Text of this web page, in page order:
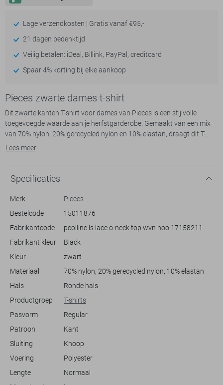
Lage verzendkosten | Gratis vanaf €95,-
21 dagen bedenktijd
Veilig betalen: iDeal, Billink, PayPal, creditcard
Spaar 4% korting bij elke aankoop
Pieces zwarte dames t-shirt
Dit zwarte kanten T-shirt voor dames van Pieces is een stijlvolle
toegevoegde waarde aan je herfstgarderobe. Gemaakt van een mix
van 70% nylon, 20% gerecycled nylon en 10% elastan, draagt dit T-
shirt niet alleen bij aan een duurzame modekeuze, maar biedt het ook
kantpatroon, gecombineerd met de ronde hals en reguliere lengte,
zorgt voor een geraffineerde en elegante uitstraling. De lange
mouwen maken het geschikt voor koeler weer en zorgen voor een
modieuze look die je makkelijk kunt combineren.
Met zijn veelzijdige karakter laat dit Pieces T-shirt zich moeiteloos
combineren met zowel casual als wat chiquere outfits. Draag het met
een leuke rok voor een avondje uit, of combineer het met een nette
achterkant en de subtiele voering, straalt het zowel eenvoud als
verfijning uit. Of je nu een informele bijeenkomst hebt of een speciale
Lees meer
Specificaties
Merk
Pieces
Bestelcode
15011876
Fabrikantcode
pcolline ls lace o-neck top wvn noo 17158211
Fabrikant kleur
Black
Kleur
zwart
Materiaal
70% nylon, 20% gerecycled nylon, 10% elastan
Hals
Ronde hals
Productgroep
T-shirts
Pasvorm
Regular
Patroon
Kant
Sluiting
Knoop
Voering
Polyester
Lengte
Normaal